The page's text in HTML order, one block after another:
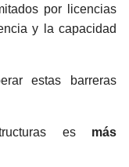
por licencias
y la capacidad
estas barreras
es más